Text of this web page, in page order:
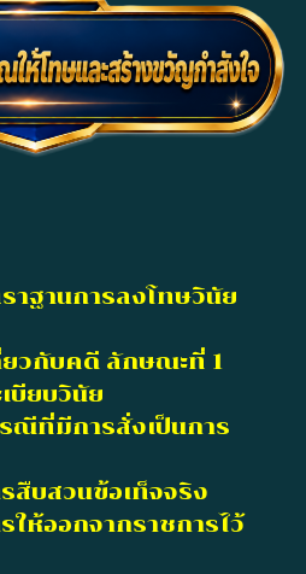
าฐานการลงโทษวินัย
ยวกับคดี ลักษณะที่ 1
บียบวินัย
ณีที่มีการสั่งเป็นการ
สืบสวนข้อเท็จจริง
ให้ออกจากราชการไว้